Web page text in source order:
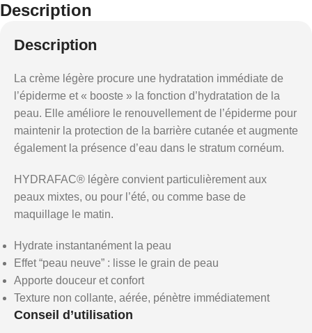
Description
Description
La crème légère procure une hydratation immédiate de
l’épiderme et « booste » la fonction d’hydratation de la
peau. Elle améliore le renouvellement de l’épiderme pour
maintenir la protection de la barrière cutanée et augmente
également la présence d’eau dans le stratum cornéum.
HYDRAFAC® légère convient particulièrement aux
peaux mixtes, ou pour l’été, ou comme base de
maquillage le matin.
Hydrate instantanément la peau
Effet “peau neuve” : lisse le grain de peau
Apporte douceur et confort
Texture non collante, aérée, pénètre immédiatement
Conseil d’utilisation